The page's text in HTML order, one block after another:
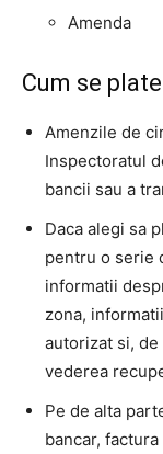
Amenda
Cum se
Amenzile de
Inspectoratul
bancii sau a
Daca alegi sa
pentru o serie
informatii
zona,
autorizat si,
vederea
Pe de alta
bancar,